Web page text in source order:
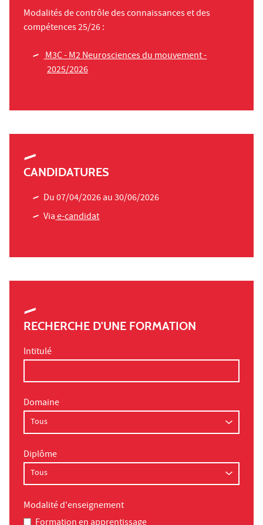
Modalités de contrôle des connaissances et des
compétences 25/26 :
M3C - M2 Neurosciences du mouvement -
2025/2026
CANDIDATURES
Du 07/04/2026 au 30/06/2026
Viae-candidat
RECHERCHE D'UNE FORMATION
Intitulé
Domaine
Diplôme
Modalité d'enseignement